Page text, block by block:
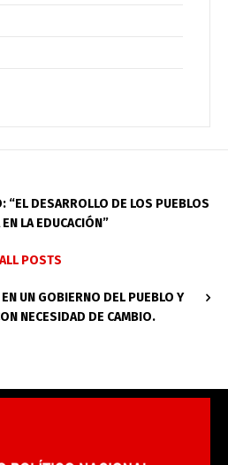
“EL DESARROLLO DE LOS PUEBLOS
LA EDUCACIÓN”
ALL POSTS
UN GOBIERNO DEL PUEBLO Y
NECESIDAD DE CAMBIO.